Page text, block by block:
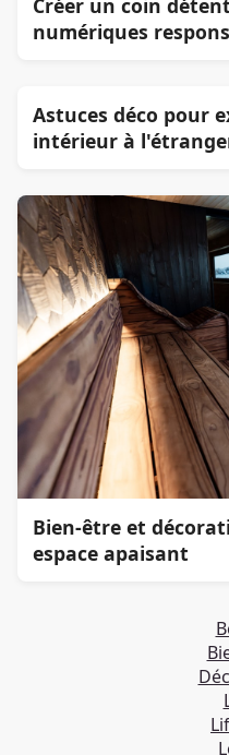
Créer un coin
numériques
Astuces déco pour
intérieur à
Bien-être et
espace apaisant